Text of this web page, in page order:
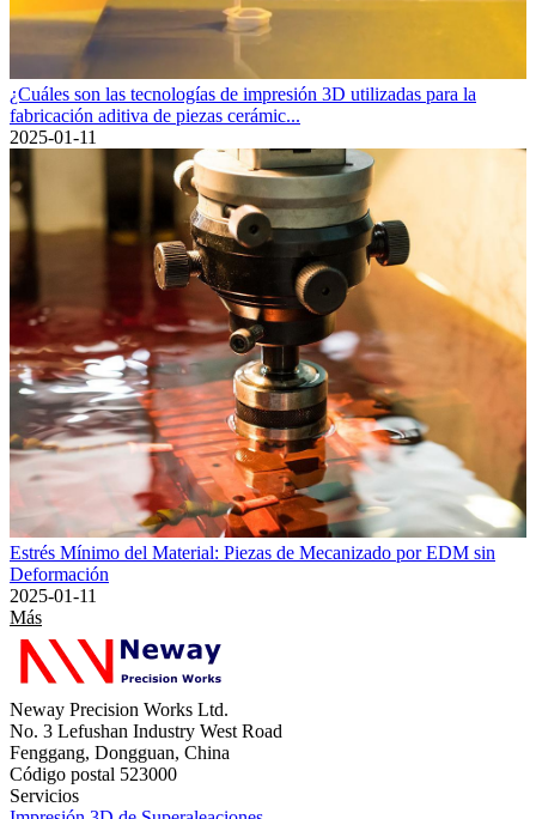
¿Cuáles son las tecnologías de impresión 3D utilizadas para la
fabricación aditiva de piezas cerámic...
2025-01-11
Estrés Mínimo del Material: Piezas de Mecanizado por EDM sin
Deformación
2025-01-11
Más
Neway Precision Works Ltd.
No. 3 Lefushan Industry West Road
Fenggang, Dongguan, China
Código postal 523000
Servicios